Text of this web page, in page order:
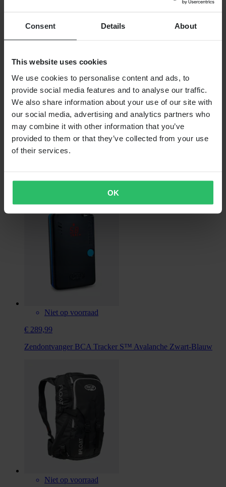
Consent Details About
This website uses cookies
We use cookies to personalise content and ads, to
provide social media features and to analyse our traffic.
We also share information about your use of our site with
our social media, advertising and analytics partners who
may combine it with other information that you’ve
provided to them or that they’ve collected from your use
of their services.
OK
Schop BCA Dozer 2T
Niet op voorraad
€ 289,99
Zendontvanger BCA Tracker S™ Avalanche Zwart-Blauw
Niet op voorraad